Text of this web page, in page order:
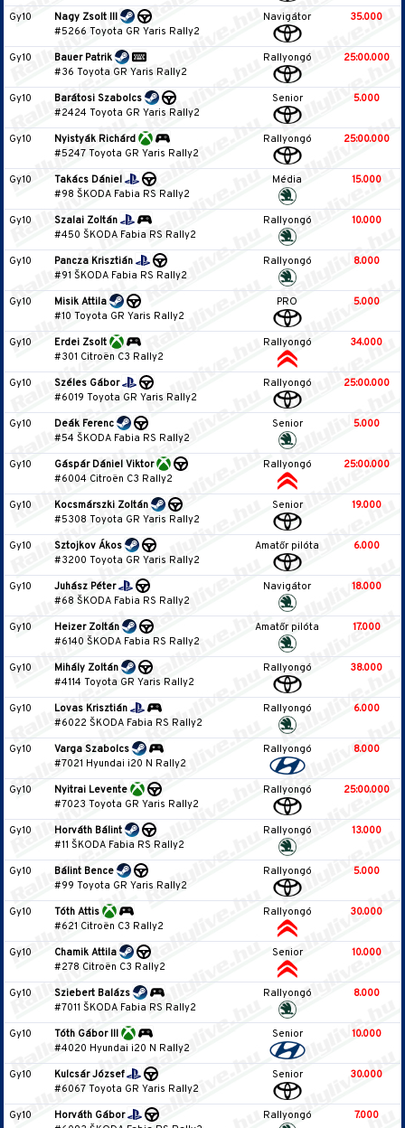
Gy10
Nagy Zsolt III
#5266 Toyota GR Yaris Rally2
Navigátor 35.000
Gy10
Bauer Patrik
#36 Toyota GR Yaris Rally2
Rallyongó 25:00.000
Gy10
Barátosi Szabolcs
#2424 Toyota GR Yaris Rally2
Senior 5.000
Gy10
Nyistyák Richárd
#5247 Toyota GR Yaris Rally2
Rallyongó 25:00.000
Gy10
Takács Dániel
#98 ŠKODA Fabia RS Rally2
Média 15.000
Gy10
Szalai Zoltán
#450 ŠKODA Fabia RS Rally2
Rallyongó 10.000
Gy10
Pancza Krisztián
#91 ŠKODA Fabia RS Rally2
Rallyongó 8.000
Gy10
Misik Attila
#10 Toyota GR Yaris Rally2
PRO 5.000
Gy10
Erdei Zsolt
#301 Citroën C3 Rally2
Rallyongó 34.000
Gy10
Széles Gábor
#6019 Toyota GR Yaris Rally2
Rallyongó 25:00.000
Gy10
Deák Ferenc
#54 ŠKODA Fabia RS Rally2
Senior 5.000
Gy10
Gáspár Dániel Viktor
#6004 Citroën C3 Rally2
Rallyongó 25:00.000
Gy10
Kocsmárszki Zoltán
#5308 Toyota GR Yaris Rally2
Senior 19.000
Gy10
Sztojkov Ákos
#3200 Toyota GR Yaris Rally2
Amatőr pilóta 6.000
Gy10
Juhász Péter
#68 ŠKODA Fabia RS Rally2
Navigátor 18.000
Gy10
Heizer Zoltán
#6140 ŠKODA Fabia RS Rally2
Amatőr pilóta 17.000
Gy10
Mihály Zoltán
#4114 Toyota GR Yaris Rally2
Rallyongó 38.000
Gy10
Lovas Krisztián
#6022 ŠKODA Fabia RS Rally2
Rallyongó 6.000
Gy10
Varga Szabolcs
#7021 Hyundai i20 N Rally2
Rallyongó 8.000
Gy10
Nyitrai Levente
#7023 Toyota GR Yaris Rally2
Rallyongó 25:00.000
Gy10
Horváth Bálint
#11 ŠKODA Fabia RS Rally2
Rallyongó 13.000
Gy10
Bálint Bence
#99 Toyota GR Yaris Rally2
Rallyongó 5.000
Gy10
Tóth Attis
#621 Citroën C3 Rally2
Rallyongó 30.000
Gy10
Chamik Attila
#278 Citroën C3 Rally2
Senior 10.000
Gy10
Sziebert Balázs
#7011 ŠKODA Fabia RS Rally2
Rallyongó 8.000
Gy10
Tóth Gábor III
#4020 Hyundai i20 N Rally2
Senior 10.000
Gy10
Kulcsár József
#6067 Toyota GR Yaris Rally2
Senior 30.000
Gy10
Horváth Gábor
Rallyongó 7.000